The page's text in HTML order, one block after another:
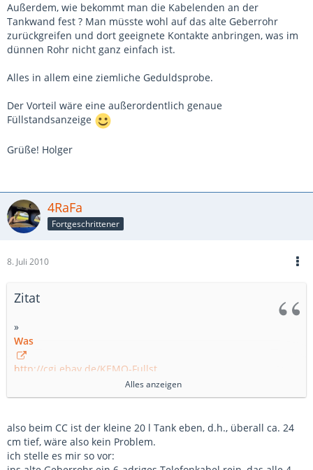
Außerdem, wie bekommt man die Kabelenden an der
Tankwand fest ? Man müsste wohl auf das alte Geberrohr
zurückgreifen und dort geeignete Kontakte anbringen, was im
dünnen Rohr nicht ganz einfach ist.
Alles in allem eine ziemliche Geduldsprobe.
Der Vorteil wäre eine außerordentlich genaue
Füllstandsanzeige
Grüße! Holger
4RaFa
Fortgeschrittener
8. Juli 2010
Zitat
»
Was
http://cgi.ebay.de/KEMO-Fullst…
teile&hash=item4a9f3bcac0
Beim KEMO Modul ist offenbar ein mehrpoliges Kabel
erforderlich, dass dann
an den geeigneten Stellen im Tank positioniert werden
Alles anzeigen
also beim CC ist der kleine 20 l Tank eben, d.h., überall ca. 24
cm tief, wäre also kein Problem.
ich stelle es mir so vor: